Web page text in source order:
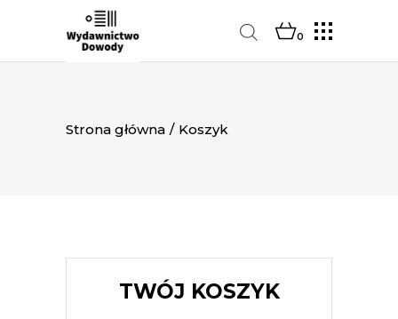
0
Strona główna / Koszyk
TWÓJ KOSZYK